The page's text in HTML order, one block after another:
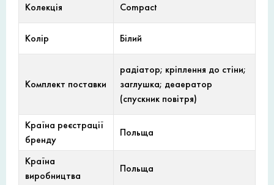
Колекція Compact
Колір Білий
Комплект поставки
радіатор; кріплення до стіни;
заглушка; деаератор
(спускник повітря)
Країна реєстрації
бренду
Польща
Країна
виробництва
Польща